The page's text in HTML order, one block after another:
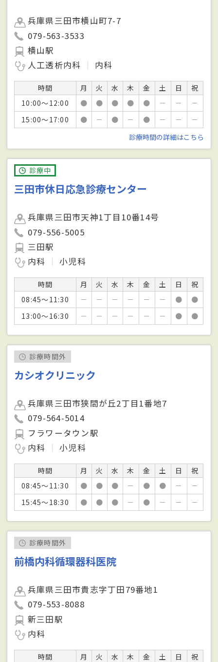
兵庫県三田市横山町7-7
079-563-3533
横山駅
人工透析内科
内科
時間 月 火 水 木 金 土 日
祝
10:00～12:00
● ● ● ● ● － －
－
15:00～17:00
● － ● － ● － －
－
診療時間の詳細はこちら
診療中
三田市休日応急診療センター
兵庫県三田市天神1丁目10番14号
079-556-5005
三田駅
内科
小児科
時間 月 火 水 木 金 土 日
祝
08:45～11:30
－ － － － － － ●
●
13:00～16:30
－ － － － － － ● ●
診療時間外
カシオクリニック
兵庫県三田市狭間が丘2丁目1番地7
079-564-5014
フラワータウン駅
内科
小児科
時間 月 火 水 木 金 土 日
祝
08:45～11:30
● ● ● － ● ● －
－
15:45～18:30
● ● ● － ● － － －
診療時間外
前橋内科循環器科医院
兵庫県三田市貴志字丁田79番地1
079-553-8088
新三田駅
内科
時間 月 火 水 木 金 土 日
祝